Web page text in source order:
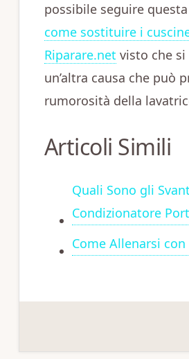
possibile seguire
come sostituire i
Riparare.net visto che
un’altra causa che può
rumorosità della
Articoli Simili
Quali Sono gli
Condizionatore
Come Allenarsi